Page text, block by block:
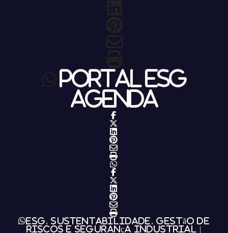
Portal ESG
Agenda
ESG, Sustentabilidade, Gestão de
Riscos e Segurança Industrial |